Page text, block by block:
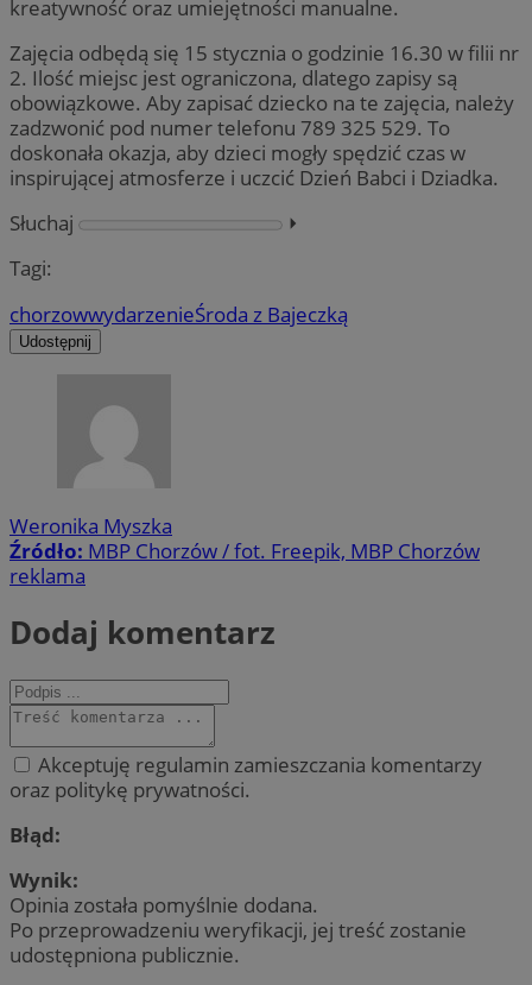
kreatywność oraz umiejętności manualne.
Zajęcia odbędą się 15 stycznia o godzinie 16.30 w filii nr
2. Ilość miejsc jest ograniczona, dlatego zapisy są
obowiązkowe. Aby zapisać dziecko na te zajęcia, należy
zadzwonić pod numer telefonu 789 325 529. To
doskonała okazja, aby dzieci mogły spędzić czas w
inspirującej atmosferze i uczcić Dzień Babci i Dziadka.
Słuchaj
⏵︎
Tagi:
chorzowwydarzenieŚroda z Bajeczką
Udostępnij
Weronika Myszka
Źródło: MBP Chorzów / fot. Freepik, MBP Chorzów
reklama
Dodaj komentarz
Akceptuję regulamin zamieszczania komentarzy
oraz politykę prywatności.
Błąd:
Wynik:
Opinia została pomyślnie dodana.
Po przeprowadzeniu weryfikacji, jej treść zostanie
udostępniona publicznie.